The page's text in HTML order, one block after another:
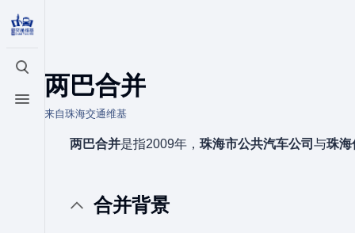
打开/关闭搜索
打开/关闭菜单
两巴合并
来自珠海交通维基
两巴合并是指2009年， 珠海市公共汽车公司 与珠海
合并背景